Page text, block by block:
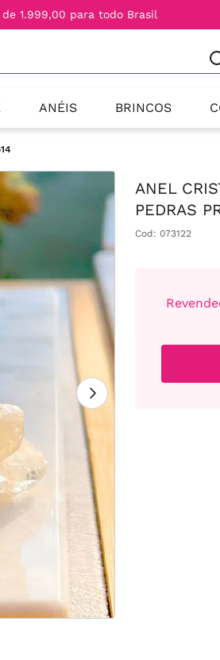
1.999,00 para todo Brasil
ANÉIS BRINCOS
ANEL
PEDRAS
Cod: 073122